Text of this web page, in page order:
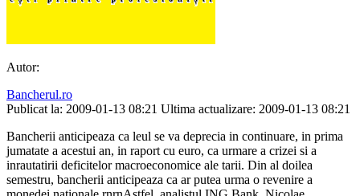
Autor:
Bancherul.ro
Publicat la: 2009-01-13 08:21 Ultima actualizare: 2009-01-13 08:21
Bancherii anticipeaza ca leul se va deprecia in continuare, in prima
jumatate a acestui an, in raport cu euro, ca urmare a crizei si a
inrautatirii deficitelor macroeconomice ale tarii. Din al doilea
semestru, bancherii anticipeaza ca ar putea urma o revenire a